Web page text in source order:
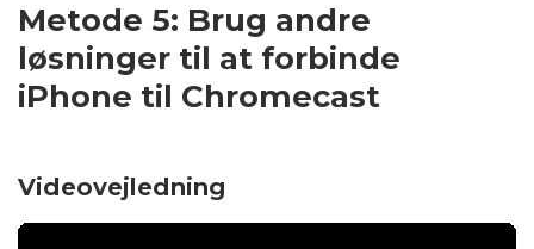
Metode 5: Brug andre
løsninger til at forbinde
iPhone til Chromecast
Videovejledning